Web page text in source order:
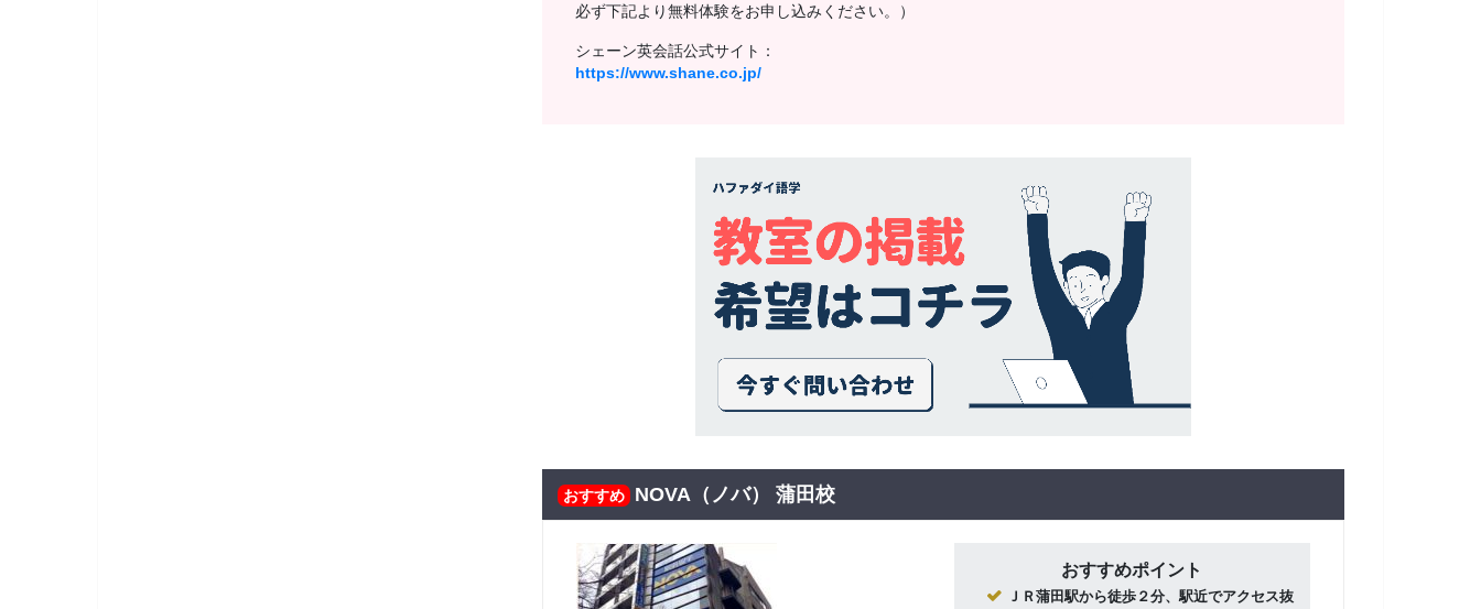
必ず下記より無料体験をお申し込みください。）
シェーン英会話公式サイト：
https://www.shane.co.jp/
おすすめ NOVA（ノバ） 蒲田校
おすすめポイント
ＪＲ蒲田駅から徒歩２分、駅近でアクセス抜